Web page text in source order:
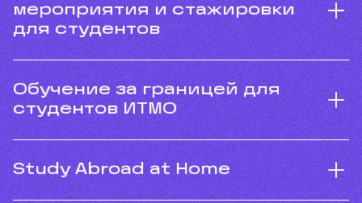
мероприятия и стажировки
для студентов
Обучение за границей для
студентов ИТМО
Study Abroad at Home